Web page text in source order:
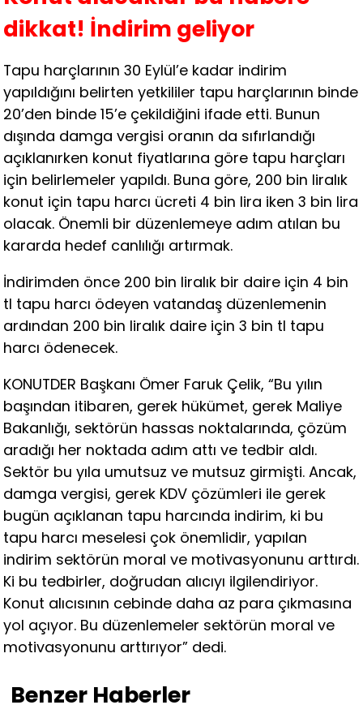
dikkat! İndirim geliyor
Tapu harçlarının 30 Eylül’e kadar indirim
yapıldığını belirten yetkililer tapu harçlarının binde
20’den binde 15’e çekildiğini ifade etti. Bunun
dışında damga vergisi oranın da sıfırlandığı
açıklanırken konut fiyatlarına göre tapu harçları
için belirlemeler yapıldı. Buna göre, 200 bin liralık
konut için tapu harcı ücreti 4 bin lira iken 3 bin lira
olacak. Önemli bir düzenlemeye adım atılan bu
kararda hedef canlılığı artırmak.
İndirimden önce 200 bin liralık bir daire için 4 bin
tl tapu harcı ödeyen vatandaş düzenlemenin
ardından 200 bin liralık daire için 3 bin tl tapu
harcı ödenecek.
KONUTDER Başkanı Ömer Faruk Çelik, “Bu yılın
başından itibaren, gerek hükümet, gerek Maliye
Bakanlığı, sektörün hassas noktalarında, çözüm
aradığı her noktada adım attı ve tedbir aldı.
Sektör bu yıla umutsuz ve mutsuz girmişti. Ancak,
damga vergisi, gerek KDV çözümleri ile gerek
bugün açıklanan tapu harcında indirim, ki bu
tapu harcı meselesi çok önemlidir, yapılan
indirim sektörün moral ve motivasyonunu arttırdı.
Ki bu tedbirler, doğrudan alıcıyı ilgilendiriyor.
Konut alıcısının cebinde daha az para çıkmasına
yol açıyor. Bu düzenlemeler sektörün moral ve
motivasyonunu arttırıyor” dedi.
Benzer Haberler